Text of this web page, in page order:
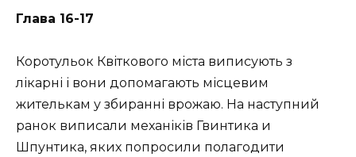
Глава 16-17
Коротульок Квіткового міста виписують з
лікарні і вони допомагають місцевим
жителькам у збиранні врожаю. На наступний
ранок виписали механіків Гвинтика и
Шпунтика, яких попросили полагодити